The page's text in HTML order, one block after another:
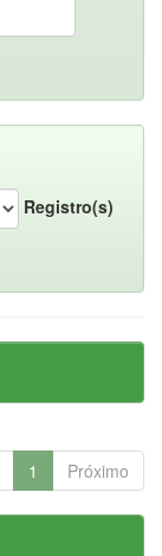
Registro(s)
1 Próximo